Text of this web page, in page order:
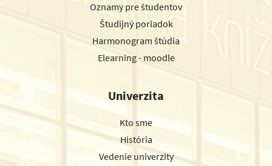
Oznamy pre študentov
Študijný poriadok
Harmonogram štúdia
Elearning - moodle
Univerzita
Kto sme
História
Vedenie univerzity